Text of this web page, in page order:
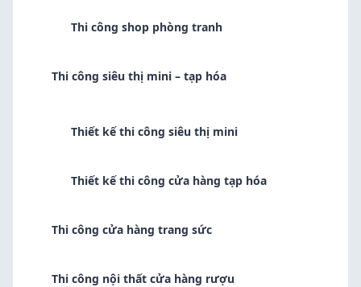
Thi công shop phòng tranh
Thi công siêu thị mini – tạp hóa
Thiết kế thi công siêu thị mini
Thiết kế thi công cửa hàng tạp hóa
Thi công cửa hàng trang sức
Thi công nội thất cửa hàng rượu